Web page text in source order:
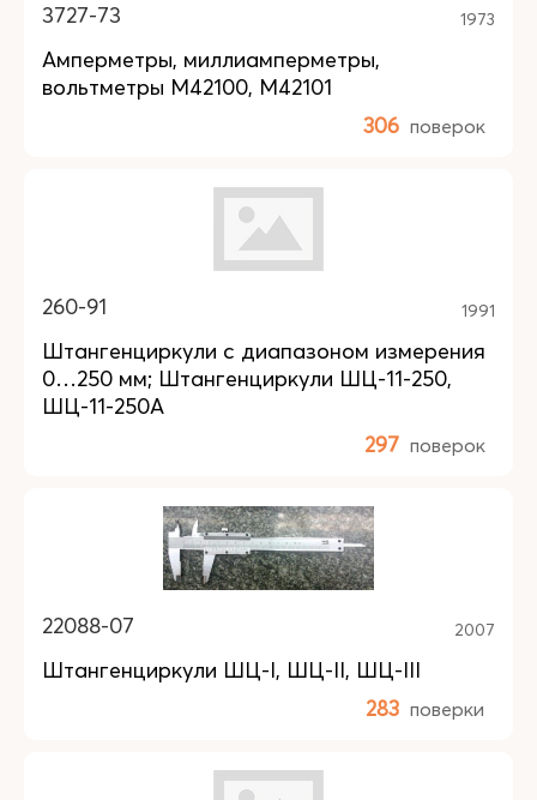
3727-73 1973
Амперметры, миллиамперметры,
вольтметры М42100, М42101
306 поверок
260-91 1991
Штангенциркули с диапазоном измерения
0…250 мм; Штангенциркули ШЦ-11-250,
ШЦ-11-250А
297 поверок
22088-07 2007
Штангенциркули ШЦ-I, ШЦ-II, ШЦ-III
283 поверки